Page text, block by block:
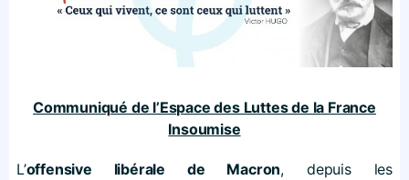
Communiqué de l’Espace des Luttes de la France
Insoumise
L’offensive libérale de Macron, depuis les